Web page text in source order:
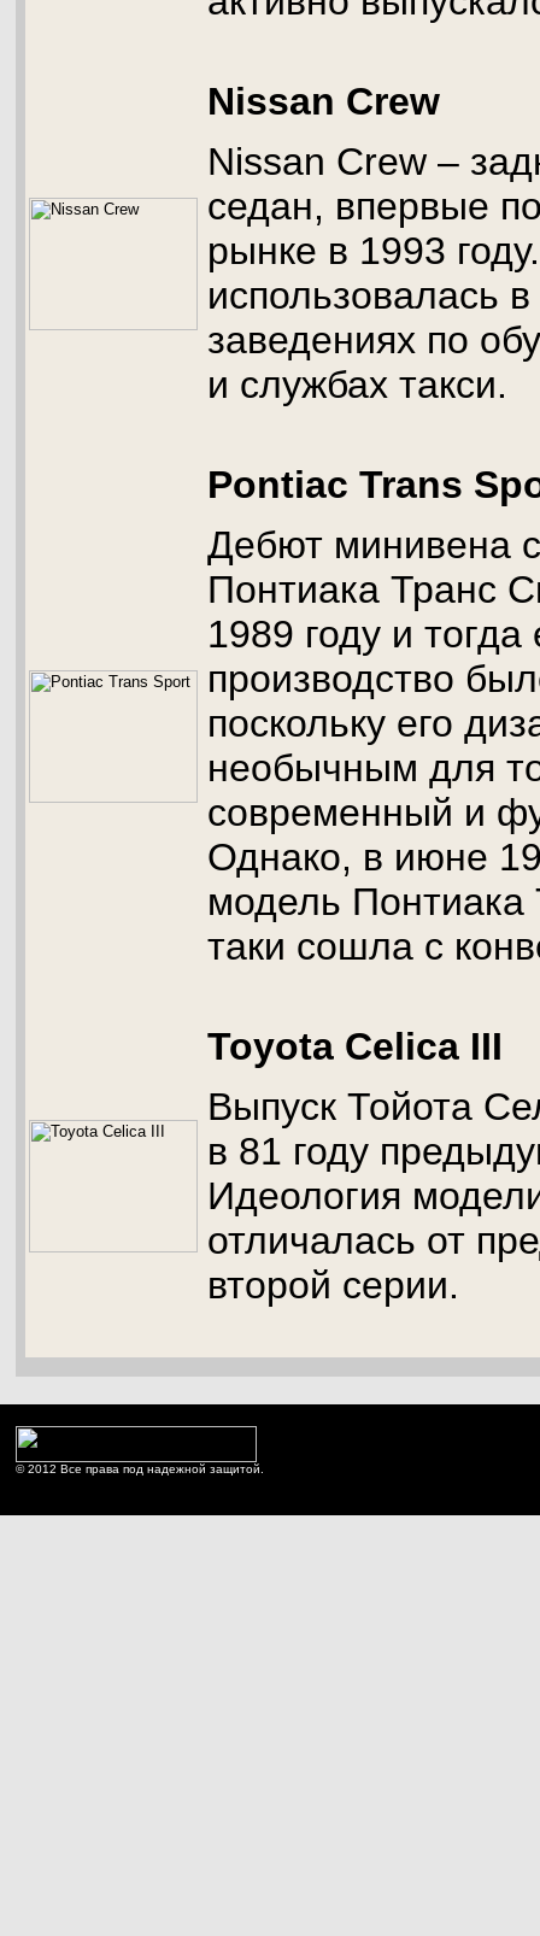
Nissan Crew
Nissan Crew –
седан, впервые
рынке в 1993
использовалась
заведениях по
и службах такси.
Pontiac Trans
Дебют минивена
Понтиака Транс
1989 году и тогда
производство
поскольку его
необычным для
современный и
Однако, в июне
модель Понтиака
таки сошла с
Toyota Celica III
Выпуск Тойота
в 81 году
Идеология
отличалась от
второй серии.
© 2012 Все права под надежной защитой.